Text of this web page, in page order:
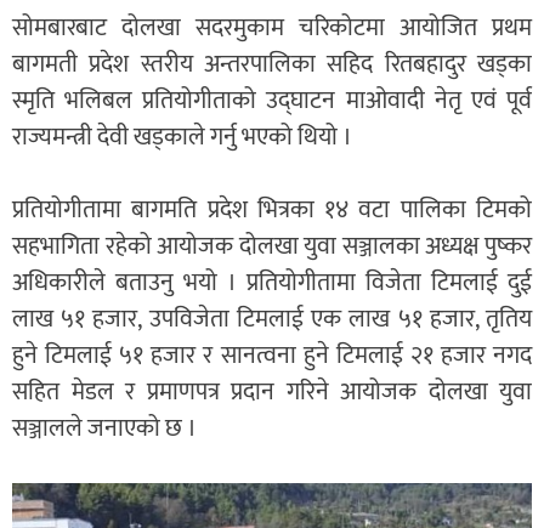
सोमबारबाट दोलखा सदरमुकाम चरिकोटमा आयोजित प्रथम
बागमती प्रदेश स्तरीय अन्तरपालिका सहिद रितबहादुर खड्का
स्मृति भलिबल प्रतियोगीताको उद्घाटन माओवादी नेतृ एवं पूर्व
राज्यमन्त्री देवी खड्काले गर्नु भएको थियो ।
प्रतियोगीतामा बागमति प्रदेश भित्रका १४ वटा पालिका टिमको
सहभागिता रहेको आयोजक दोलखा युवा सञ्जालका अध्यक्ष पुष्कर
अधिकारीले बताउनु भयो । प्रतियोगीतामा विजेता टिमलाई दुई
लाख ५१ हजार, उपविजेता टिमलाई एक लाख ५१ हजार, तृतिय
हुने टिमलाई ५१ हजार र सानत्वना हुने टिमलाई २१ हजार नगद
सहित मेडल र प्रमाणपत्र प्रदान गरिने आयोजक दोलखा युवा
सञ्जालले जनाएको छ ।